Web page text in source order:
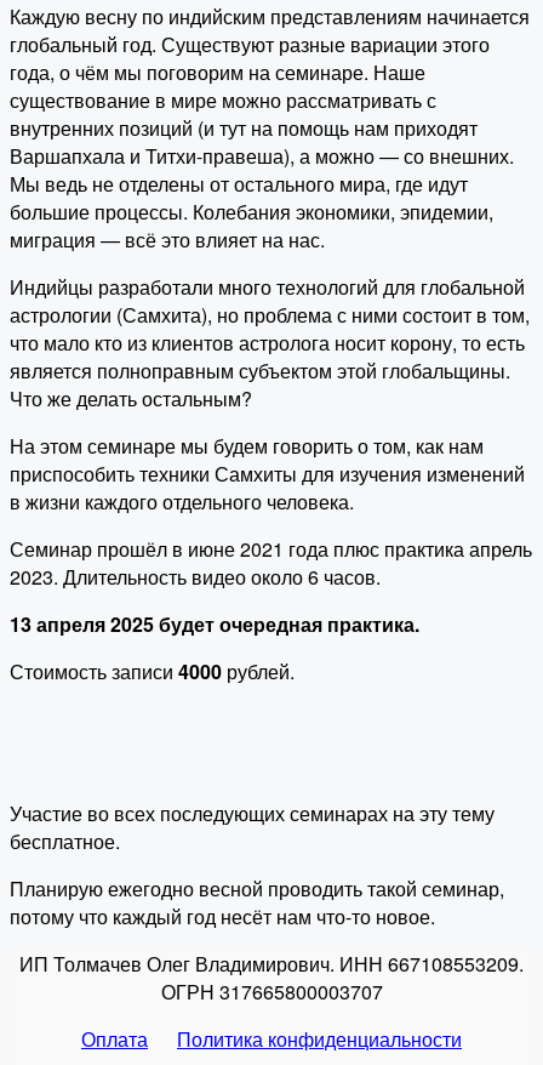
Каждую весну по индийским представлениям начинается
глобальный год. Существуют разные вариации этого
года, о чём мы поговорим на семинаре. Наше
существование в мире можно рассматривать с
внутренних позиций (и тут на помощь нам приходят
Варшапхала и Титхи-правеша), а можно — со внешних.
Мы ведь не отделены от остального мира, где идут
большие процессы. Колебания экономики, эпидемии,
миграция — всё это влияет на нас.
Индийцы разработали много технологий для глобальной
астрологии (Самхита), но проблема с ними состоит в том,
что мало кто из клиентов астролога носит корону, то есть
является полноправным субъектом этой глобальщины.
Что же делать остальным?
На этом семинаре мы будем говорить о том, как нам
приспособить техники Самхиты для изучения изменений
в жизни каждого отдельного человека.
Семинар прошёл в июне 2021 года плюс практика апрель
2023. Длительность видео около 6 часов.
13 апреля 2025 будет очередная практика.
Стоимость записи 4000 рублей.
Участие во всех последующих семинарах на эту тему
бесплатное.
Планирую ежегодно весной проводить такой семинар,
потому что каждый год несёт нам что-то новое.
ИП Толмачев Олег Владимирович. ИНН 667108553209.
ОГРН 317665800003707
Оплата
Политика конфиденциальности